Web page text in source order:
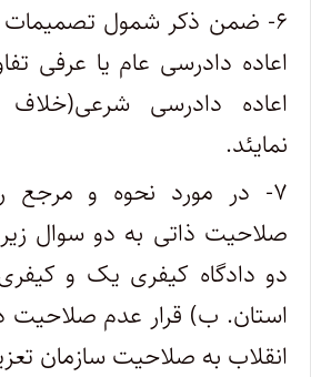
۶- ضمن ذکر شمول
اعاده دادرسی عام یا عرفی
اعاده دادرسی
نمایئد.
۷- در مورد نحوه و مرجع
صلاحیت ذاتی به دو سوال
دو دادگاه کیفری یک و
استان. ب) قرار عدم صلاحیت
انقلاب به صلاحیت سازمان